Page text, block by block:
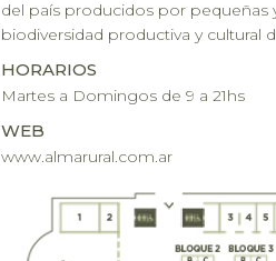
del país producidos por pequeñas
biodiversidad productiva y cultural
HORARIOS
Martes a Domingos de 9 a 21hs
WEB
www.almarural.com.ar